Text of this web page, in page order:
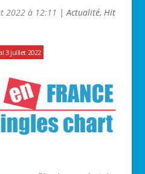
2022 à 12:11 |Actualité, Hit
3 juillet 2022